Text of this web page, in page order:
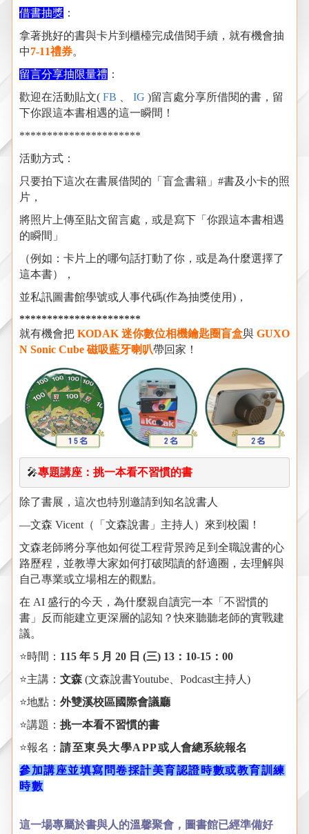
借書抽獎 ：
拿著挑好的書與卡片到櫃檯完成借閱手續，就有機會抽
中7-11禮券。
留言分享抽限量禮 ：
歡迎在活動貼文( FB IG )留言處分享所借閱的書，留
下你跟這本書相遇的這一瞬間！
**********************
活動方式：
只要拍下這次在書展借閱的「盲盒書籍」#書及小卡的照
片，
將照片上傳至貼文留言處，或是寫下「你跟這本書相遇
的瞬間」
（例如：卡片上的哪句話打動了你，或是為什麼選擇了
這本書），
並私訊圖書館學號或人事代碼(作為抽獎使用)，
**********************
就有機會把 KODAK 迷你數位相機鑰匙圈盲盒與 GUXO
N Sonic Cube 磁吸藍牙喇叭帶回家！
🎤專題講座：挑一本看不習慣的書
除了書展，這次也特別邀請到知名說書人
—文森 Vicent （「文森說書」主持人）來到校園！
文森老師將分享他如何從工程背景跨足到全職說書的心
路歷程，並教導大家如何打破閱讀的舒適圈，去理解與
自己專業或立場相左的觀點。
在 AI 盛行的今天，為什麼親自讀完一本「不習慣的
書」反而能建立更深層的認知？快來聽聽老師的實戰建
議。
⭐時間： 115 年 5 月 20 日 (三) 13：10-15 ： 00
⭐主講： 文森 (文森說書Youtube、Podcast主持人)
⭐地點： 外雙溪校區國際會議廳
⭐講題： 挑一本看不習慣的書
⭐報名： 請至東吳大學APP或 人會總系統報名
參加講座並填寫問卷採計美育認證時數或教育訓練
時數
這一場專屬於書與人的溫馨聚會，圖書館已經準備好